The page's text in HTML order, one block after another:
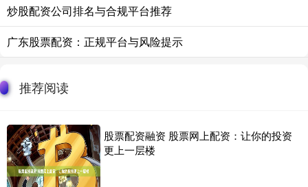
炒股配资公司排名与合规平台推荐
广东股票配资：正规平台与风险提示
推荐阅读
股票配资融资 股票网上配资：让你的投资
更上一层楼